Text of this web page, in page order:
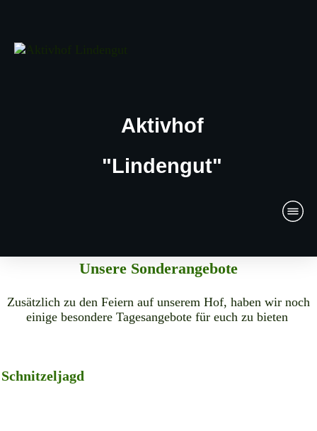
Aktivhof
"Lindengut"
Unsere Sonderangebote
Zusätzlich zu den Feiern auf unserem Hof, haben wir noch
einige besondere Tagesangebote für euch zu bieten
Schnitzeljagd